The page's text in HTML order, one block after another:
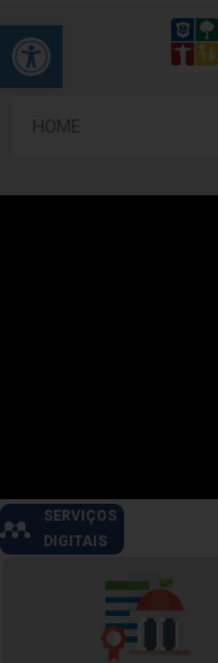
Barra de
SERVIÇOS
DIGITAIS